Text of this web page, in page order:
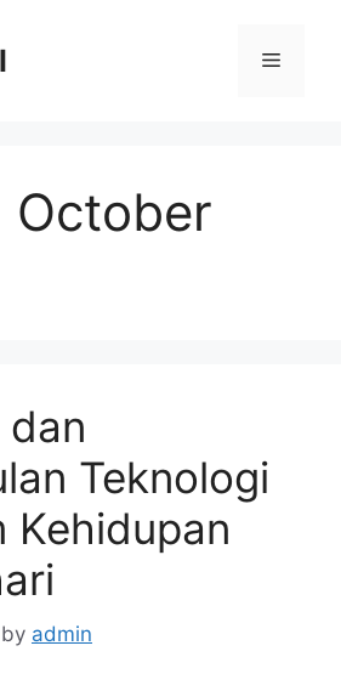
Menu
October
Teknologi
Kehidupan
by admin